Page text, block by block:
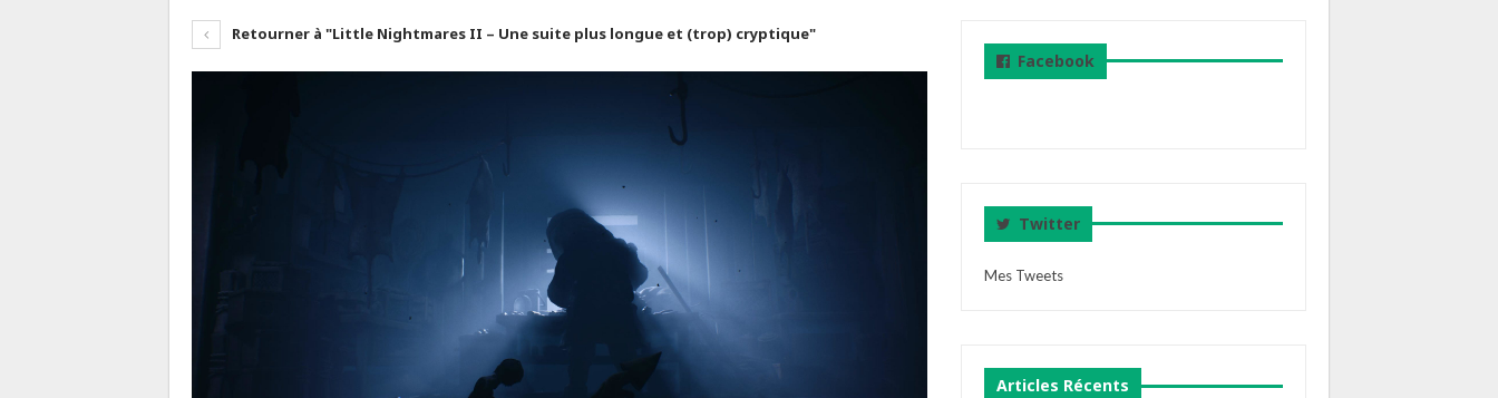
Retourner à "Little Nightmares II – Une suite plus longue et (trop) cryptique"
Facebook
Twitter
Mes Tweets
Articles Récents